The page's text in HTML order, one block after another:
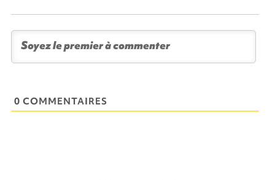
0 COMMENTAIRES